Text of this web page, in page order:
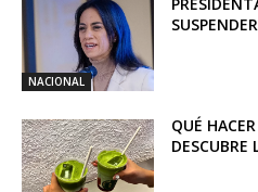
NACIONAL
QUÉ
DESCUBRE